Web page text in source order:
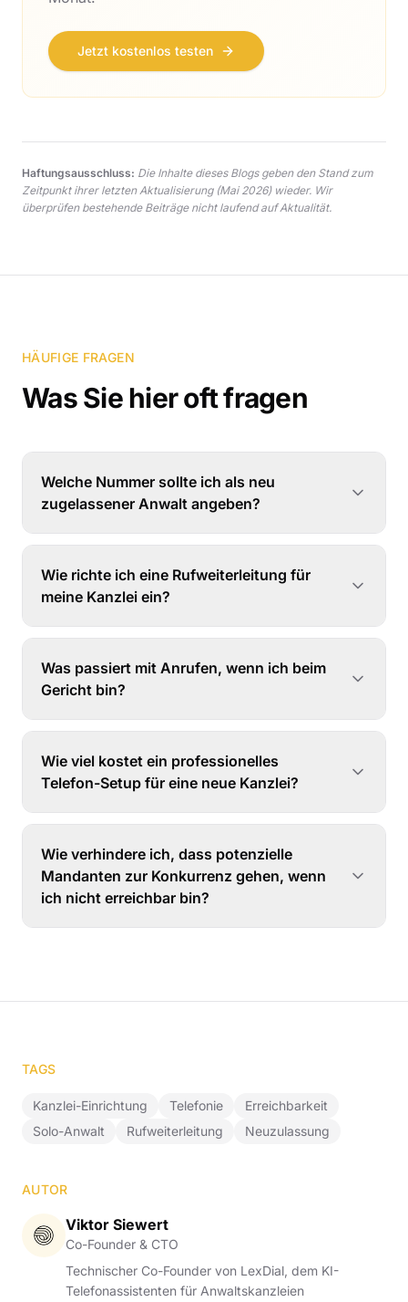
Jetzt kostenlos testen
Haftungsausschluss: Die Inhalte dieses Blogs geben den Stand zum
Zeitpunkt ihrer letzten Aktualisierung(Mai 2026)wieder. Wir
überprüfen bestehende Beiträge nicht laufend auf Aktualität.
HÄUFIGE FRAGEN
Was Sie hier oft fragen
Welche Nummer sollte ich als neu
zugelassener Anwalt angeben?
Wie richte ich eine Rufweiterleitung für
meine Kanzlei ein?
Was passiert mit Anrufen, wenn ich beim
Gericht bin?
Wie viel kostet ein professionelles
Telefon-Setup für eine neue Kanzlei?
Wie verhindere ich, dass potenzielle
Mandanten zur Konkurrenz gehen, wenn
ich nicht erreichbar bin?
TAGS
Kanzlei-Einrichtung Telefonie
Erreichbarkeit
Solo-Anwalt
Rufweiterleitung Neuzulassung
AUTOR
Viktor Siewert
Co-Founder & CTO
Technischer Co-Founder von LexDial, dem KI-
Telefonassistenten für Anwaltskanzleien